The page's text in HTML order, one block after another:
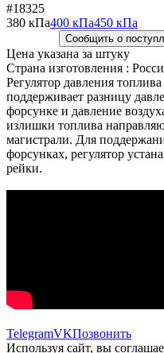
#18325
380 кПа400 кПа450 кПа
Сообщить о
Цена указана за штуку
Страна изготовления :
Регулятор давления
поддерживает разницу
форсунке и давление
излишки топлива
магистрали. Для
форсунках, регулятор
рейки.
TelegramVKПозвонить
Используя сайт, вы